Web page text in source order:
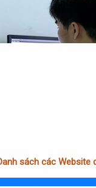
sách các Website